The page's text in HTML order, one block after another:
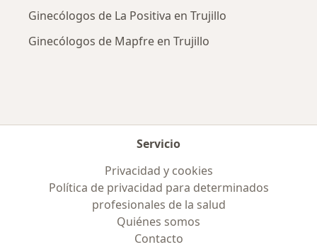
Ginecólogos de La Positiva en Trujillo
Ginecólogos de Mapfre en Trujillo
Servicio
Privacidad y cookies
Política de privacidad para determinados
profesionales de la salud
Quiénes somos
Contacto